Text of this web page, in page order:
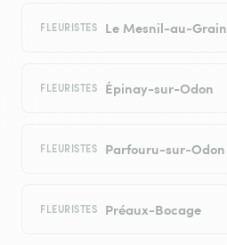
FLEURISTES Le Mesnil-au-Grain
FLEURISTES Épinay-sur-Odon
FLEURISTES Parfouru-sur-Odon
FLEURISTES Préaux-Bocage